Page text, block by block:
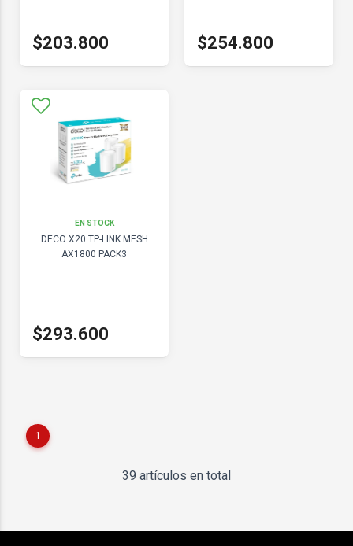
$203.800 $254.800
EN STOCK
DECO X20 TP-LINK MESH
AX1800 PACK3
$293.600
1
39 artículos en total